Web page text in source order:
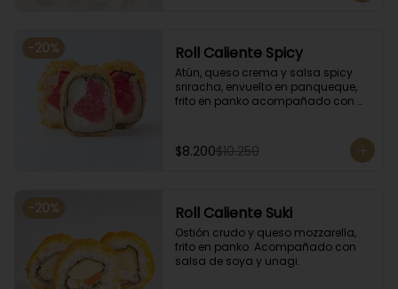
-20% Roll Caliente Spicy
Atún, queso crema y salsa spicy
sriracha, envuelto en panqueque,
frito en panko acompañado con
$8.200$10.250
-20% Roll Caliente Suki
Ostión crudo y queso mozzarella,
frito en panko. Acompañado con
salsa de soya y unagi.